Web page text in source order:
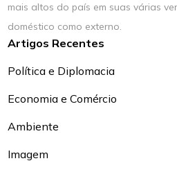
mais altos do país em suas várias
doméstico como externo.
Artigos Recentes
Política e Diplomacia
Economia e Comércio
Ambiente
Imagem